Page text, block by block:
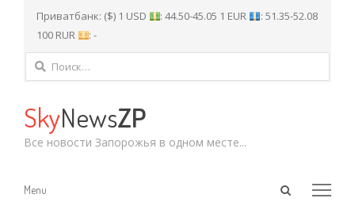
Приватбанк: ($) 1 USD : 44.50-45.05 1 EUR
: 51.35-52.08
100 RUR
: -
Найти:
SkyNewsZP
Все новости Запорожья в одном месте...
Open
Menu
Menu